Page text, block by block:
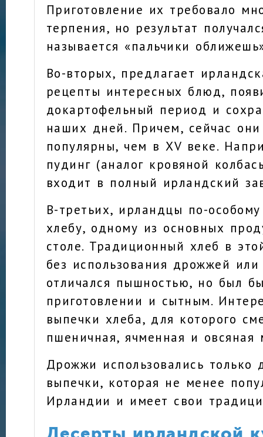
Приготовление их требовало
терпения, но результат
называется «пальчики
Во-вторых, предлагает
рецепты интересных блюд,
докартофельный период и
наших дней. Причем, сейчас
популярны, чем в XV веке.
пудинг (аналог кровяной
входит в полный ирландский
В-третьих, ирландцы по-
хлебу, одному из основных
столе. Традиционный хлеб в
без использования дрожжей
отличался пышностью, но был
приготовлении и сытным.
выпечки хлеба, для которого
пшеничная, ячменная и овсяная
Дрожжи использовались только
выпечки, которая не менее
Ирландии и имеет свои